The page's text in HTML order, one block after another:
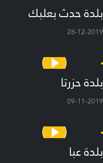
بلدة حدث بعلبك
28-12-2019
بلدة حزرتا
09-11-2019
بلدة عبا